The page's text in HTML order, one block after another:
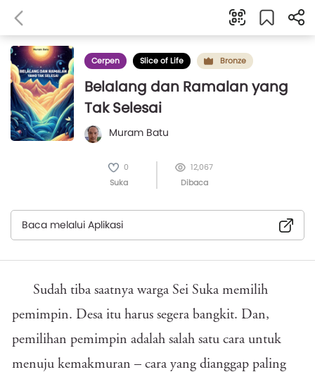
Cerpen Slice of Life Bronze
Belalang dan Ramalan yang
Tak Selesai
Muram Batu
0
Suka
12,067
Dibaca
Baca melalui Aplikasi
Sudah tiba saatnya warga Sei Suka memilih
pemimpin. Desa itu harus segera bangkit. Dan,
pemilihan pemimpin adalah salah satu cara untuk
menuju kemakmuran – cara yang dianggap paling